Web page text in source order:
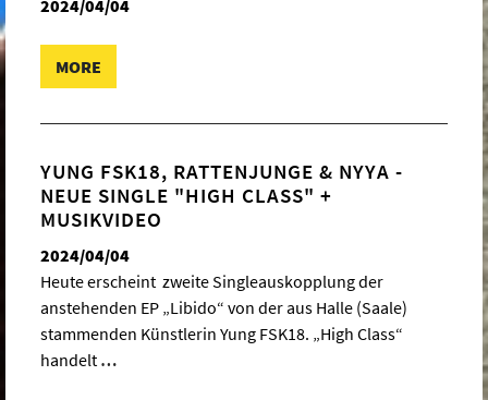
2024/04/04
MORE
YUNG FSK18, RATTENJUNGE & NYYA -
NEUE SINGLE "HIGH CLASS" +
MUSIKVIDEO
2024/04/04
Heute erscheint zweite Singleauskopplung der
anstehenden EP „Libido“ von der aus Halle (Saale)
stammenden Künstlerin Yung FSK18. „High Class“
handelt …